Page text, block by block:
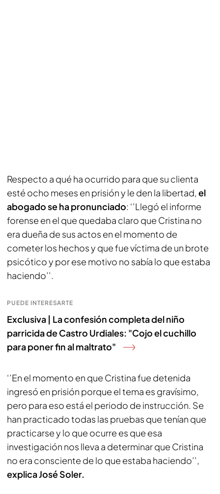
Respecto a qué ha ocurrido para que su clienta
esté ocho meses en prisión y le den la libertad, el
abogado se ha pronunciado: ‘’Llegó el informe
forense en el que quedaba claro que Cristina no
era dueña de sus actos en el momento de
cometer los hechos y que fue víctima de un brote
psicótico y por ese motivo no sabía lo que estaba
haciendo’’.
PUEDE INTERESARTE
Exclusiva | La confesión completa del niño
parricida de Castro Urdiales: "Cojo el cuchillo
para poner fin al maltrato"
‘’En el momento en que Cristina fue detenida
ingresó en prisión porque el tema es gravísimo,
pero para eso está el periodo de instrucción. Se
han practicado todas las pruebas que tenían que
practicarse y lo que ocurre es que esa
investigación nos lleva a determinar que Cristina
no era consciente de lo que estaba haciendo’’,
explica José Soler.